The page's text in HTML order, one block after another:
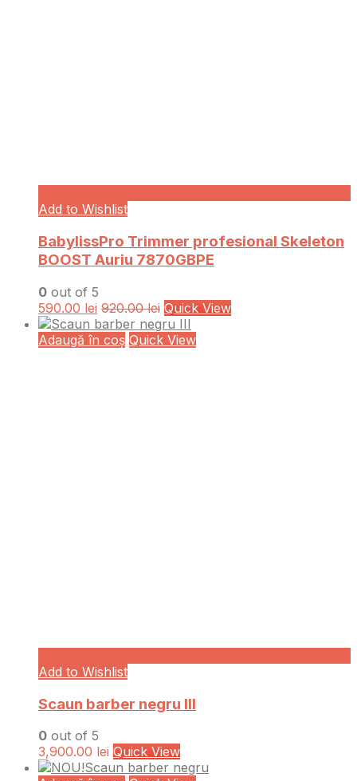
Add to Wishlist
BabylissPro Trimmer profesional Skeleton
BOOST Auriu 7870GBPE
0 out of 5
590.00 lei 920.00lei Quick View
Adaugă în coș Quick View
Add to Wishlist
Scaun barber negru III
0 out of 5
3,900.00 lei Quick View